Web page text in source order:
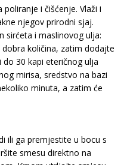
i čišćenje. Vlaži i
njegov prirodni sjaj.
sirćeta i maslinovog ulja:
količina, zatim dodajte
30 kapi eteričnog ulja
mirisa, sredstvo na bazi
minuta, a zatim će
ili ga premjestite u bocu s
smesu direktno na